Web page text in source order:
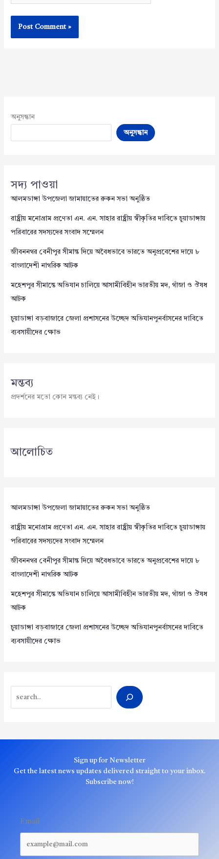
অনুসন্ধান
অনুসন্ধান
সদ্য পাওয়া
আলমডাঙ্গা উপজেলা জামায়াতের রুকন সভা অনুষ্ঠিত
রাষ্ট্রীয় মনোগ্রাম প্রণেতা এন. এন. সাহার রাষ্ট্রীয় স্বীকৃতির দাবিতে চুয়াডাঙ্গায়
পরিবারের সদস্যদের সংবাদ সম্মেলন
জীবননগর বেনীপুর সীমান্ত দিয়ে অবৈধভাবে ভারতে অনুপ্রবেশের দায়ে ৮
বাংলাদেশী নাগরিক আটক
মহেশপুর সীমান্তে অভিযান চালিয়ে আসামীবিহীন ভারতীয় মদ, গাঁজা ও ঔষধ
আটক
চুয়াডাঙ্গা বড়বাজারে জেলা প্রশাসনের উচ্ছেদ অভিযানপুনর্বাসনের দাবিতে
ব্যবসায়ীদের ক্ষোভ
মন্তব্য
প্রদর্শনের মতো কোন মন্তব্য নেই।
আলোচিত
আলমডাঙ্গা উপজেলা জামায়াতের রুকন সভা অনুষ্ঠিত
রাষ্ট্রীয় মনোগ্রাম প্রণেতা এন. এন. সাহার রাষ্ট্রীয় স্বীকৃতির দাবিতে চুয়াডাঙ্গায়
পরিবারের সদস্যদের সংবাদ সম্মেলন
জীবননগর বেনীপুর সীমান্ত দিয়ে অবৈধভাবে ভারতে অনুপ্রবেশের দায়ে ৮
বাংলাদেশী নাগরিক আটক
মহেশপুর সীমান্তে অভিযান চালিয়ে আসামীবিহীন ভারতীয় মদ, গাঁজা ও ঔষধ
আটক
চুয়াডাঙ্গা বড়বাজারে জেলা প্রশাসনের উচ্ছেদ অভিযানপুনর্বাসনের দাবিতে
ব্যবসায়ীদের ক্ষোভ
Sign up for Newsletter
Get the latest news updates delivered straight to your inbox.
Subscribe now!
Email